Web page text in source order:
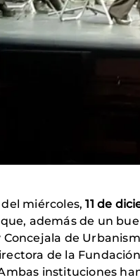
del miércoles,11 de
además de un
de
de la
instituciones